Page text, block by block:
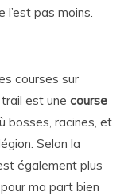
l’est pas moins.
courses sur
trail est une course
bosses, racines, et
Selon la
également plus
ma part bien